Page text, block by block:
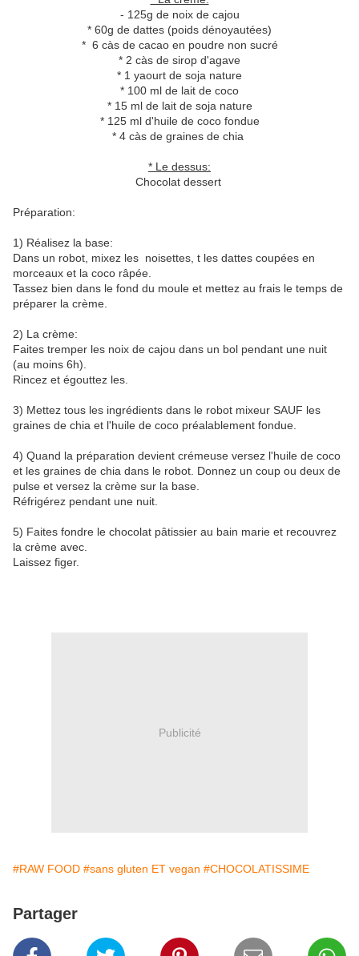
- 125g de noix de cajou
* 60g de dattes (poids dénoyautées)
* 6 càs de cacao en poudre non sucré
* 2 càs de sirop d'agave
* 1 yaourt de soja nature
* 100 ml de lait de coco
* 15 ml de lait de soja nature
* 125 ml d'huile de coco fondue
* 4 càs de graines de chia
* Le dessus:
Chocolat dessert
Préparation:
1) Réalisez la base:
Dans un robot, mixez les noisettes, t les dattes coupées en
morceaux et la coco râpée.
Tassez bien dans le fond du moule et mettez au frais le temps de
préparer la crème.
2) La crème:
Faites tremper les noix de cajou dans un bol pendant une nuit
(au moins 6h).
Rincez et égouttez les.
3) Mettez tous les ingrédients dans le robot mixeur SAUF les
graines de chia et l'huile de coco préalablement fondue.
4) Quand la préparation devient crémeuse versez l'huile de coco
et les graines de chia dans le robot. Donnez un coup ou deux de
pulse et versez la crème sur la base.
Réfrigérez pendant une nuit.
5) Faites fondre le chocolat pâtissier au bain marie et recouvrez
la crème avec.
Laissez figer.
Publicité
#RAW FOOD #sans gluten ET vegan #CHOCOLATISSIME
Partager